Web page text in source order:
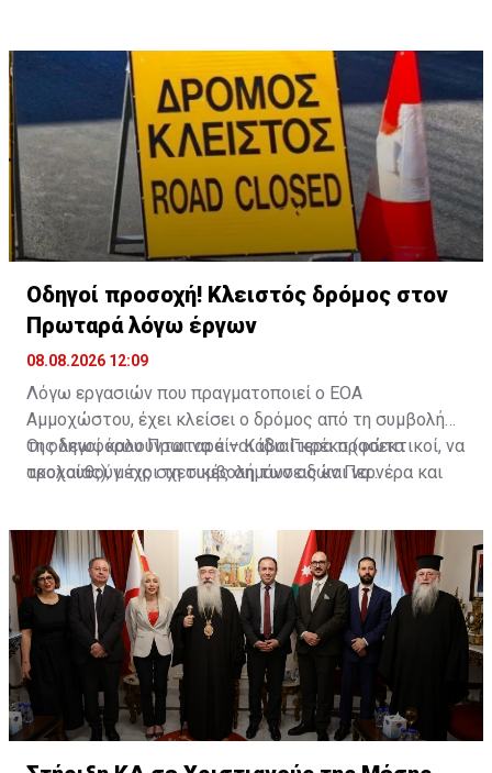
Οδηγοί προσοχή! Κλειστός δρόμος στον
Πρωταρά λόγω έργων
08.08.2026 12:09
Λόγω εργασιών που πραγματοποιεί ο ΕΟΑ
Αμμοχώστου, έχει κλείσει ο δρόμος από τη συμβολή
της λεωφόρου Πρωταρά – Κάβο Γκρέκο (φώτα
τροχαίας), μέχρι τη συμβολή των οδών Περνέρα και
Οι οδηγοί καλούνται να είναι ιδιαίτερα προσεκτικοί, να
ακολουθούν τις σχετικές σημάνσεις και να
αποφυγή ταλαιπωρίας.